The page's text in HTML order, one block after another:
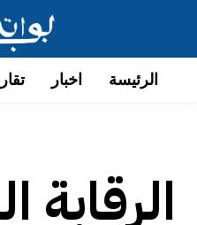
الرئيسة اخبار